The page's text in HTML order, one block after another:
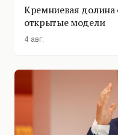
Кремниевая долина
открытые модели
4 авг.